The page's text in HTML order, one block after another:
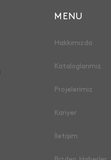
MENU
Hakkımızda
Kataloglarımız
Projelerimiz
Kariyer
İletişim